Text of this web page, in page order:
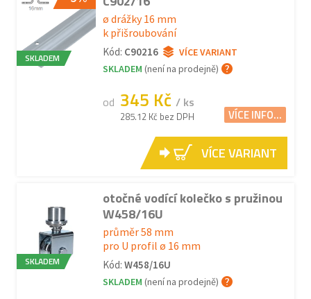
SKLADEM
ø drážky 16 mm
k přišroubování
Kód: C90216
VÍCE VARIANT
SKLADEM (není na prodejně)
od 345 Kč / ks
285.12 Kč bez DPH VÍCE INFO...
VÍCE VARIANT
SKLADEM
otočné vodící kolečko s pružinou
W458/16U
průměr 58 mm
pro U profil ø 16 mm
Kód: W458/16U
SKLADEM (není na prodejně)